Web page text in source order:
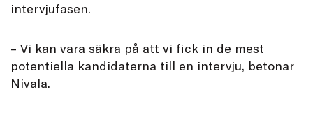
intervjufasen.
– Vi kan vara säkra på att vi fick in de mest
potentiella kandidaterna till en intervju, betonar
Nivala.